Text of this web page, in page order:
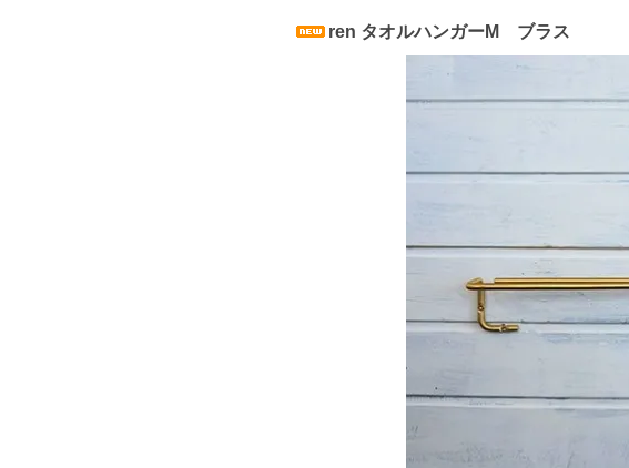
ren タオルハンガーM ブラス